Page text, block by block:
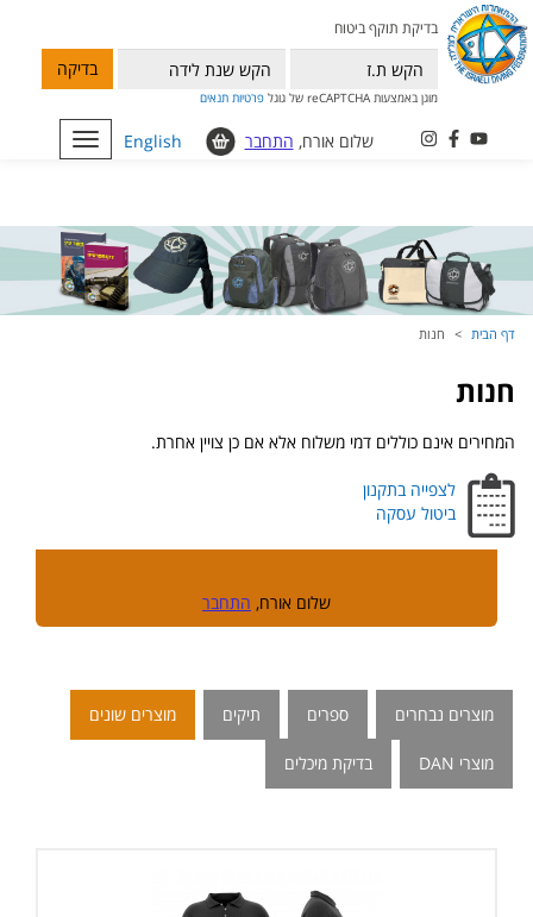
בדיקת תוקף ביטוח
בדיקה
מוגן באמצעות reCAPTCHA של גוגל פרטיות תנאים
Toggle
navigation
English שלום אורח, התחבר
דף הבית חנות
חנות
המחירים אינם כוללים דמי משלוח אלא אם כן צויין אחרת.
לצפייה בתקנון
ביטול עסקה
שלום אורח, התחבר
מוצרים נבחרים ספרים תיקים מוצרים שונים
מוצרי DAN בדיקת מיכלים